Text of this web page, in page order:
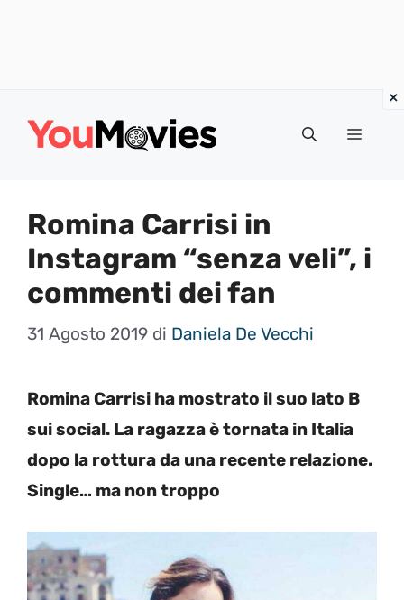
Menu
Romina Carrisi in
Instagram “senza veli”, i
commenti dei fan
31 Agosto 2019 di Daniela De Vecchi
Romina Carrisi ha mostrato il suo lato B
sui social. La ragazza è tornata in Italia
dopo la rottura da una recente relazione.
Single… ma non troppo